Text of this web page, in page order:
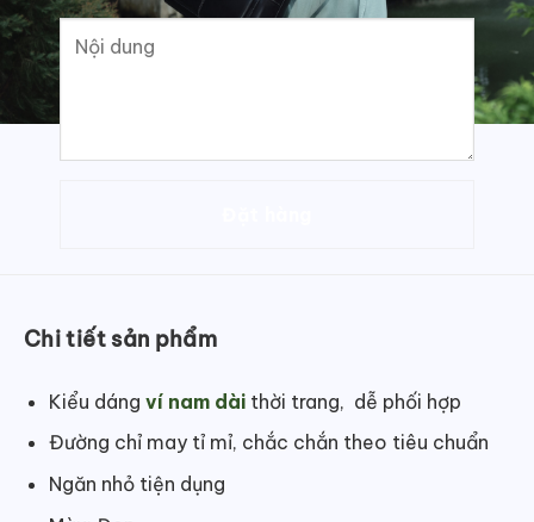
Chi tiết sản phẩm
Kiểu dáng ví nam dàithời trang, dễ phối hợp
Đường chỉ may tỉ mỉ, chắc chắn theo tiêu chuẩn
Ngăn nhỏ tiện dụng